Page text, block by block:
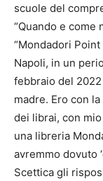
scuole del
“Quando e come
“Mondadori
Napoli, in un
febbraio del
madre. Ero con
dei librai, con
una libreria
avremmo dovuto
Scettica gli